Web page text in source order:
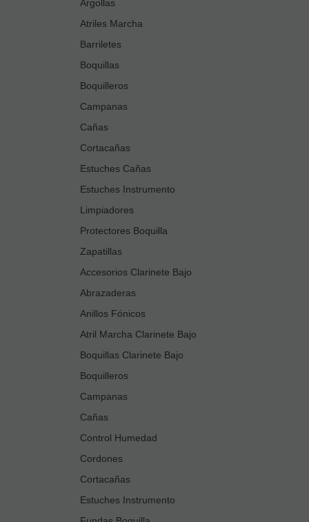
Argollas
Atriles Marcha
Barriletes
Boquillas
Boquilleros
Campanas
Cañas
Cortacañas
Estuches Cañas
Estuches Instrumento
Limpiadores
Protectores Boquilla
Zapatillas
Accesorios Clarinete Bajo
Abrazaderas
Anillos Fónicos
Atril Marcha Clarinete Bajo
Boquillas Clarinete Bajo
Boquilleros
Campanas
Cañas
Control Humedad
Cordones
Cortacañas
Estuches Instrumento